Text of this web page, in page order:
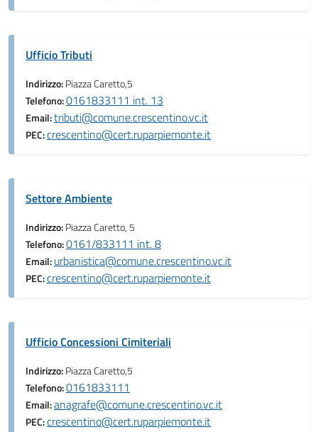
Ufficio Tributi
Indirizzo:Piazza Caretto,5
Telefono:0161833111 int. 13
Email:tributi@comune.crescentino.vc.it
PEC:crescentino@cert.ruparpiemonte.it
Settore Ambiente
Indirizzo:Piazza Caretto, 5
Telefono:0161/833111 int. 8
Email:urbanistica@comune.crescentino.vc.it
PEC:crescentino@cert.ruparpiemonte.it
Ufficio Concessioni Cimiteriali
Indirizzo:Piazza Caretto,5
Telefono:0161833111
Email:anagrafe@comune.crescentino.vc.it
PEC:crescentino@cert.ruparpiemonte.it